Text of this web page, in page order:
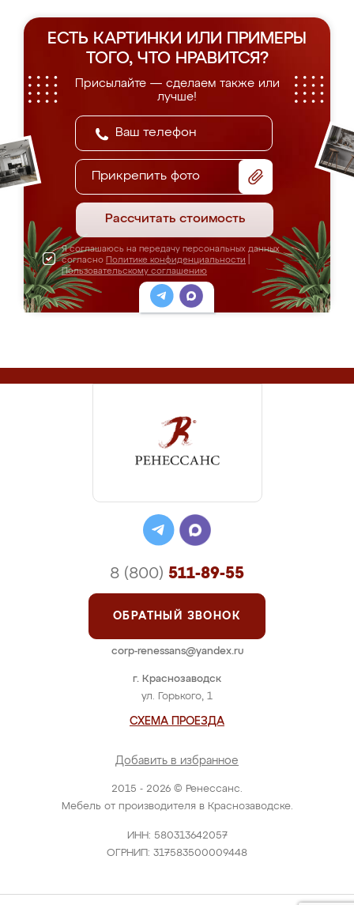
ЕСТЬ КАРТИНКИ ИЛИ ПРИМЕРЫ
ТОГО, ЧТО НРАВИТСЯ?
Присылайте — сделаем также или
лучше!
Прикрепить фото
Рассчитать стоимость
Я соглашаюсь на передачу персональных данных
согласно Политике конфиденциальности
Пользовательскому соглашению
2015 - 2026 © Ренессанс.
Мебель от производителя в Краснозаводске.
ИНН: 580313642057
ОГРНИП: 317583500009448
г. Краснозаводск
ул. Горького, 1
СХЕМА ПРОЕЗДА
Добавить в избранное
8 (800) 511-89-55
ОБРАТНЫЙ ЗВОНОК
corp-renessans@yandex.ru